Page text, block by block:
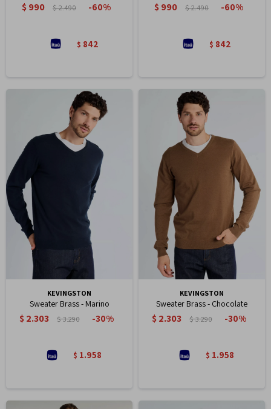
$990 $2.490 60
$ 842
$990 $2.490 60
$ 842
KEVINGSTON
Sweater Brass - Marino
$ 2.303 $3.290 30
$ 1.958
KEVINGSTON
Sweater Brass - Chocolate
$ 2.303 $3.290 30
$ 1.958